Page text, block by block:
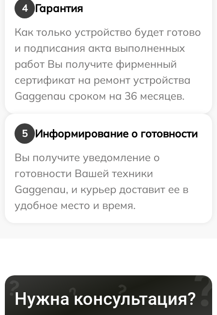
4
Гарантия
Как только устройство будет готово
и подписания акта выполненных
работ Вы получите фирменный
сертификат на ремонт устройства
Gaggenau сроком на 36 месяцев.
5
Информирование о готовности
Вы получите уведомление о
готовности Вашей техники
Gaggenau, и курьер доставит ее в
удобное место и время.
Нужна консультация?